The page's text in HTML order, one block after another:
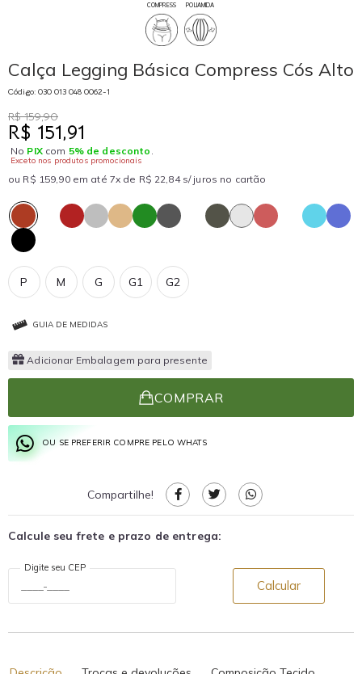
COMPRESS POLIAMIDA
Calça Legging Básica Compress Cós Alto
Código: 030 013 048 0062-1
R$ 159,90
R$ 151,91
No PIXcom 5% de desconto .
Exceto nos produtos promocionais
ou R$ 159,90 em até 7x de R$ 22,84 s/ juros no cartão
G2
G G1
M
P
GUIA DE MEDIDAS
Adicionar Embalagem para presente
COMPRAR
OU SE PREFERIR COMPRE PELO WHATS
Compartilhe!
Calcule seu frete e prazo de entrega:
Digite seu CEP
Calcular